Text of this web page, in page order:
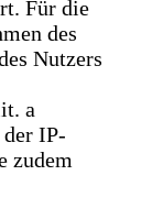
Für die
des
Nutzers
a
IP-
zudem